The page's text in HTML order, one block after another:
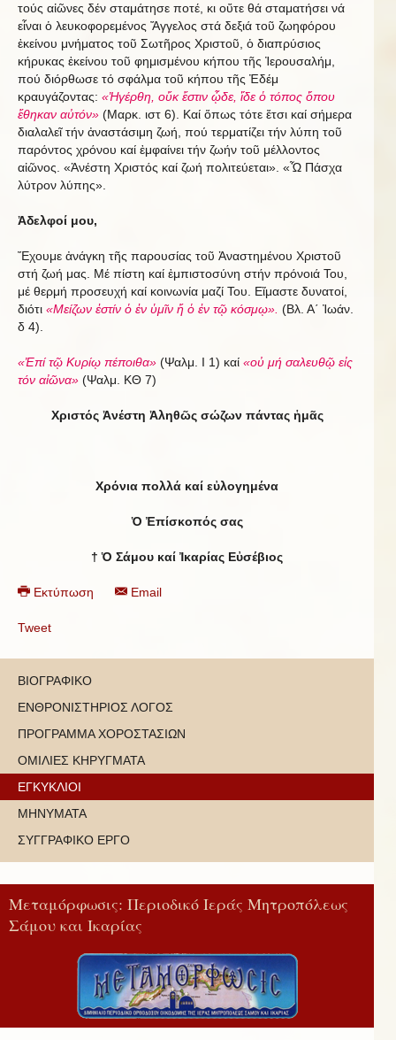
τούς αἰῶνες δέν σταμάτησε ποτέ, κι οὔτε θά σταματήσει νά
εἶναι ὁ λευκοφορεμένος Ἄγγελος στά δεξιά τοῦ ζωηφόρου
ἐκείνου μνήματος τοῦ Σωτῆρος Χριστοῦ, ὁ διαπρύσιος
κήρυκας ἐκείνου τοῦ φημισμένου κήπου τῆς Ἰερουσαλήμ,
πού διόρθωσε τό σφάλμα τοῦ κήπου τῆς Ἐδέμ
κραυγάζοντας: «Ἠγέρθη, οὔκ ἔστιν ᾧδε, ἴδε ὁ τόπος ὅπου
ἔθηκαν αὐτόν» (Μαρκ. ιστ 6). Καί ὅπως τότε ἔτσι καί σήμερα
διαλαλεῖ τήν ἀναστάσιμη ζωή, πού τερματίζει τήν λύπη τοῦ
παρόντος χρόνου καί ἐμφαίνει τήν ζωήν τοῦ μέλλοντος
αἰῶνος. «Ἀνέστη Χριστός καί ζωή πολιτεύεται». «Ὦ Πάσχα
λύτρον λύπης».
Ἀδελφοί μου,
Ἔχουμε ἀνάγκη τῆς παρουσίας τοῦ Ἀναστημένου Χριστοῦ
στή ζωή μας. Μέ πίστη καί ἐμπιστοσύνη στήν πρόνοιά Του,
μέ θερμή προσευχή καί κοινωνία μαζί Του. Εἴμαστε δυνατοί,
διότι «Μείζων ἐστίν ὁ ἐν ὑμῖν ἤ ὁ ἐν τῷ κόσμῳ». (Βλ. Α΄ Ἰωάν.
δ 4).
«Ἐπί τῷ Κυρίῳ πέποιθα» (Ψαλμ. Ι 1) καί «οὐ μή σαλευθῷ εἰς
τόν αἰῶνα» (Ψαλμ. ΚΘ 7)
Χριστός Ἀνέστη Ἀληθῶς σώζων πάντας ἡμᾶς
Χρόνια πολλά καί εὐλογημένα
Ὁ Ἐπίσκοπός σας
† Ὁ Σάμου καί Ἰκαρίας Εὐσέβιος
Εκτύπωση Email
Tweet
ΒΙΟΓΡΑΦΙΚΟ
ΕΝΘΡΟΝΙΣΤΗΡΙΟΣ ΛΟΓΟΣ
ΠΡΟΓΡΑΜΜΑ ΧΟΡΟΣΤΑΣΙΩΝ
ΟΜΙΛΙΕΣ ΚΗΡΥΓΜΑΤΑ
ΕΓΚΥΚΛΙΟΙ
ΜΗΝΥΜΑΤΑ
ΣΥΓΓΡΑΦΙΚΟ ΕΡΓΟ
Μεταμόρφωσις: Περιοδικό Ιεράς Μητροπόλεως
Σάμου και Ικαρίας